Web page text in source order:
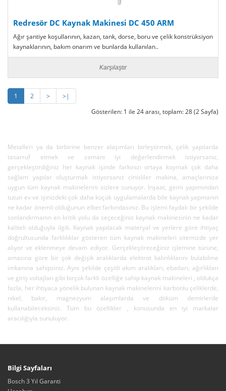
Redresör DC Kaynak Makinesi DC 450 ARM
Ağır şantiye koşullarının, kazan, tank, dorse, boru ve çelik konstrüksiyon
kaynaklarının, bakım onarım ve bunlarda kullanılan..
Karşılaştır
1 2 >
>|
Gösterilen: 1 ile 24 arası, toplam: 28 (2 Sayfa)
Metalleri ya da birbirine benzer alaşımları birleştirmek, çelik yapılarda
tasarruf etmek ve zamanı iyi değerlendirmek istiyorsanız,
gerçekleştirdiğiniz her kaynak işinde farkınızı ortaya koymak çok daha
sağlam yapılar oluşturmak istiyorsanız cinisliler makina, amaçlarınıza
uygun tüm kaynak makinelerini sizlere sunuyor. İnşaat, gemi yapımından
tutun ev ve işinizdeki çok daha küçük uygulamalarda bile kaynak yapmanın
ne kadar önemli olduğunun elbet farkındasınız. Bu işlemi faydalı bir şekilde
sonlandırmanın en kritik yolu da seçeceğiniz kaynak makinesinin ne kadar
kaliteli olduğuyla ilgili. Kaynak yapılacak materyal ve yerlere göre ihtiyaç
doğrultusunda farklılıklar gösteren tüm kaynak makineleri sitemizde yer
alıyor ve eklenmeye devam ediyor. Gerçekleştireceğiniz işlemine türüne,
amacına göre bir çok değişik aralıklarda elektrot kalınlıklarını bulabilme
imkanına sahipsiniz. Aynı şekilde çeşitli akım aralıkları, ebatları, ağırlıkları
ve giriş voltajları gibi birçok farklı özelliğe sahip kaynak makineleri , oldukça
fazla, her ihtiyaca yönelik bulunan kaynak makinelerini karbonlu çeliklerde,
nikel, bakır, magnezyum alaşımlarda ve döküm demirlerde
kullanabileceksiniz. Tüm bu özellikler , konusunda en iyi markalar
aracılığıyla sunuluyor.
Bilgi Sayfaları
Bosch 3 Yıl Garanti